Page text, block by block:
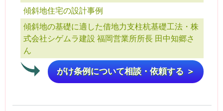
傾斜地住宅の設計事例
傾斜地の基礎に適した借地力支柱杭基礎工法・株
式会社シゲムラ建設 福岡営業所所長 田中知郷さ
ん
がけ条例について相談・依頼する ＞